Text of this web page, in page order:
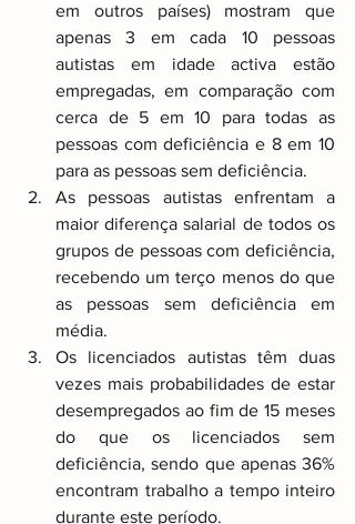
em outros países) mostram que
apenas 3 em cada 10 pessoas
autistas em idade activa estão
empregadas, em comparação com
cerca de 5 em 10 para todas as
pessoas com deficiência e 8 em 10
para as pessoas sem deficiência.
As pessoas autistas enfrentam a
maior diferença salarial de todos os
grupos de pessoas com deficiência,
recebendo um terço menos do que
as pessoas sem deficiência em
média.
Os licenciados autistas têm duas
vezes mais probabilidades de estar
desempregados ao fim de 15 meses
do que os licenciados sem
deficiência, sendo que apenas 36%
encontram trabalho a tempo inteiro
durante este período.